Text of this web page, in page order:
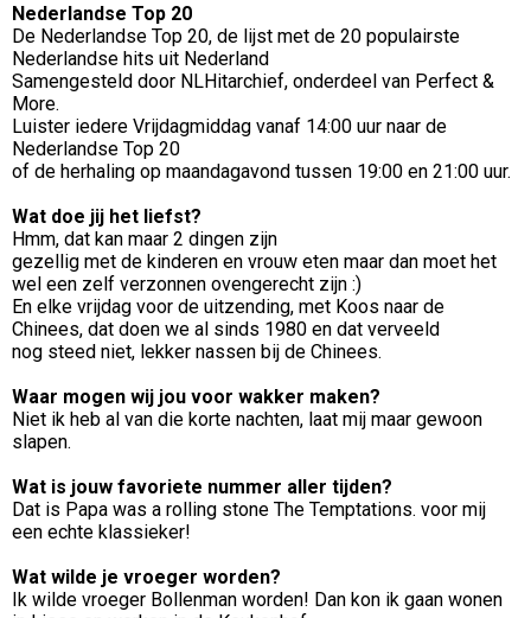
Nederlandse Top 20
De Nederlandse Top 20, de lijst met de 20 populairste
Nederlandse hits uit Nederland
Samengesteld door NLHitarchief, onderdeel van Perfect &
More.
Luister iedere Vrijdagmiddag vanaf 14:00 uur naar de
Nederlandse Top 20
of de herhaling op maandagavond tussen 19:00 en 21:00 uur.
Wat doe jij het liefst?
Hmm, dat kan maar 2 dingen zijn
gezellig met de kinderen en vrouw eten maar dan moet het
wel een zelf verzonnen ovengerecht zijn :)
En elke vrijdag voor de uitzending, met Koos naar de
Chinees, dat doen we al sinds 1980 en dat verveeld
nog steed niet, lekker nassen bij de Chinees.
Waar mogen wij jou voor wakker maken?
Niet ik heb al van die korte nachten, laat mij maar gewoon
slapen.
Wat is jouw favoriete nummer aller tijden?
Dat is Papa was a rolling stone The Temptations. voor mij
een echte klassieker!
Wat wilde je vroeger worden?
Ik wilde vroeger Bollenman worden! Dan kon ik gaan wonen